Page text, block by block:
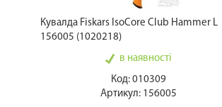
Кувалда Fiskars IsoCore Club Hammer L
156005 (1020218)
в наявності
Код: 010309
Артикул: 156005